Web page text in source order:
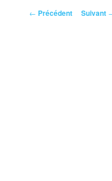
Navigation
← Précédent Suivant